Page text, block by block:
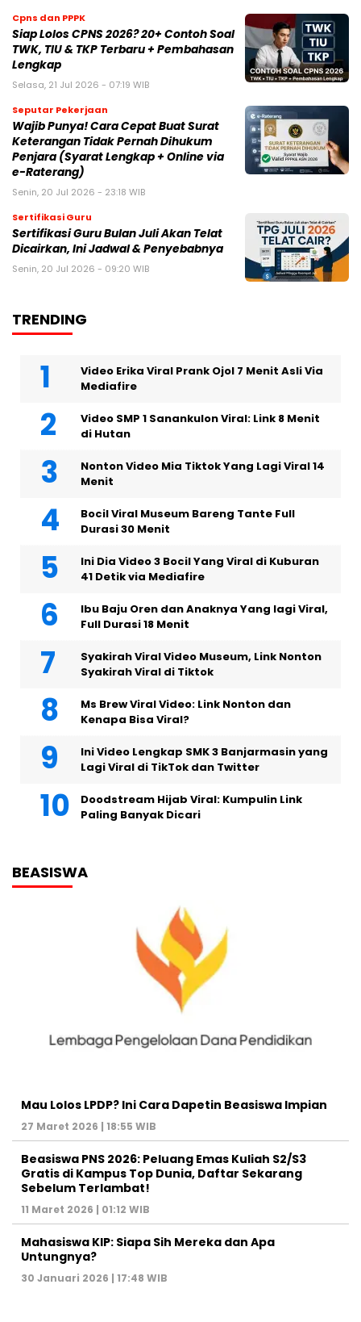
Cpns dan PPPK
Siap Lolos CPNS 2026? 20+ Contoh Soal
TWK, TIU & TKP Terbaru + Pembahasan
Lengkap
Selasa, 21 Jul 2026 - 07:19 WIB
Seputar Pekerjaan
Wajib Punya! Cara Cepat Buat Surat
Keterangan Tidak Pernah Dihukum
Penjara (Syarat Lengkap + Online via
e-Raterang)
Senin, 20 Jul 2026 - 23:18 WIB
Sertifikasi Guru
Sertifikasi Guru Bulan Juli Akan Telat
Dicairkan, Ini Jadwal & Penyebabnya
Senin, 20 Jul 2026 - 09:20 WIB
TRENDING
Video Erika Viral Prank Ojol 7 Menit Asli Via
Mediafire
Video SMP 1 Sanankulon Viral: Link 8 Menit
di Hutan
Nonton Video Mia Tiktok Yang Lagi Viral 14
Menit
Bocil Viral Museum Bareng Tante Full
Durasi 30 Menit
Ini Dia Video 3 Bocil Yang Viral di Kuburan
41 Detik via Mediafire
Ibu Baju Oren dan Anaknya Yang lagi Viral,
Full Durasi 18 Menit
Syakirah Viral Video Museum, Link Nonton
Syakirah Viral di Tiktok
Ms Brew Viral Video: Link Nonton dan
Kenapa Bisa Viral?
Ini Video Lengkap SMK 3 Banjarmasin yang
Lagi Viral di TikTok dan Twitter
Doodstream Hijab Viral: Kumpulin Link
Paling Banyak Dicari
BEASISWA
Mau Lolos LPDP? Ini Cara Dapetin Beasiswa Impian
27 Maret 2026 | 18:55 WIB
Beasiswa PNS 2026: Peluang Emas Kuliah S2/S3
Gratis di Kampus Top Dunia, Daftar Sekarang
Sebelum Terlambat!
11 Maret 2026 | 01:12 WIB
Mahasiswa KIP: Siapa Sih Mereka dan Apa
Untungnya?
30 Januari 2026 | 17:48 WIB